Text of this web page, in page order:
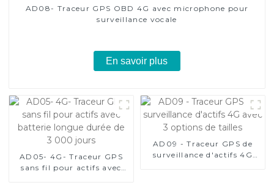
AD08- Traceur GPS OBD 4G avec microphone pour
surveillance vocale
En savoir plus
AD05- 4G- Traceur GPS
sans fil pour actifs avec
AD09 - Traceur GPS de
surveillance d'actifs 4G